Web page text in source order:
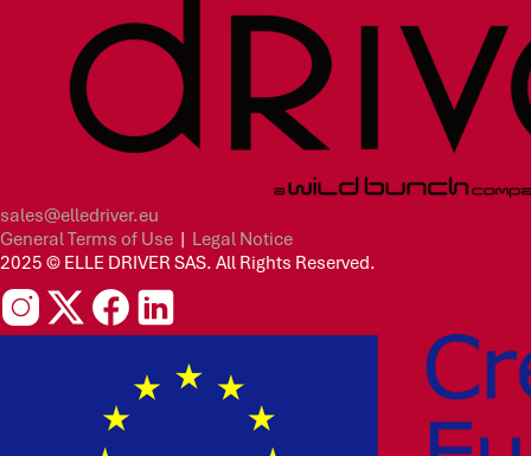
sales@elledriver.eu
General Terms of Use | Legal Notice
2025 © ELLE DRIVER SAS. All Rights Reserved.